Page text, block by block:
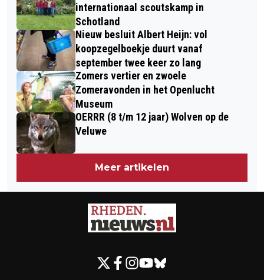
internationaal scoutskamp in
Schotland
Nieuw besluit Albert Heijn: vol
koopzegelboekje duurt vanaf
september twee keer zo lang
Zomers vertier en zwoele
Zomeravonden in het Openlucht
Museum
OERRR (8 t/m 12 jaar) Wolven op de
Veluwe
Meer artikelen